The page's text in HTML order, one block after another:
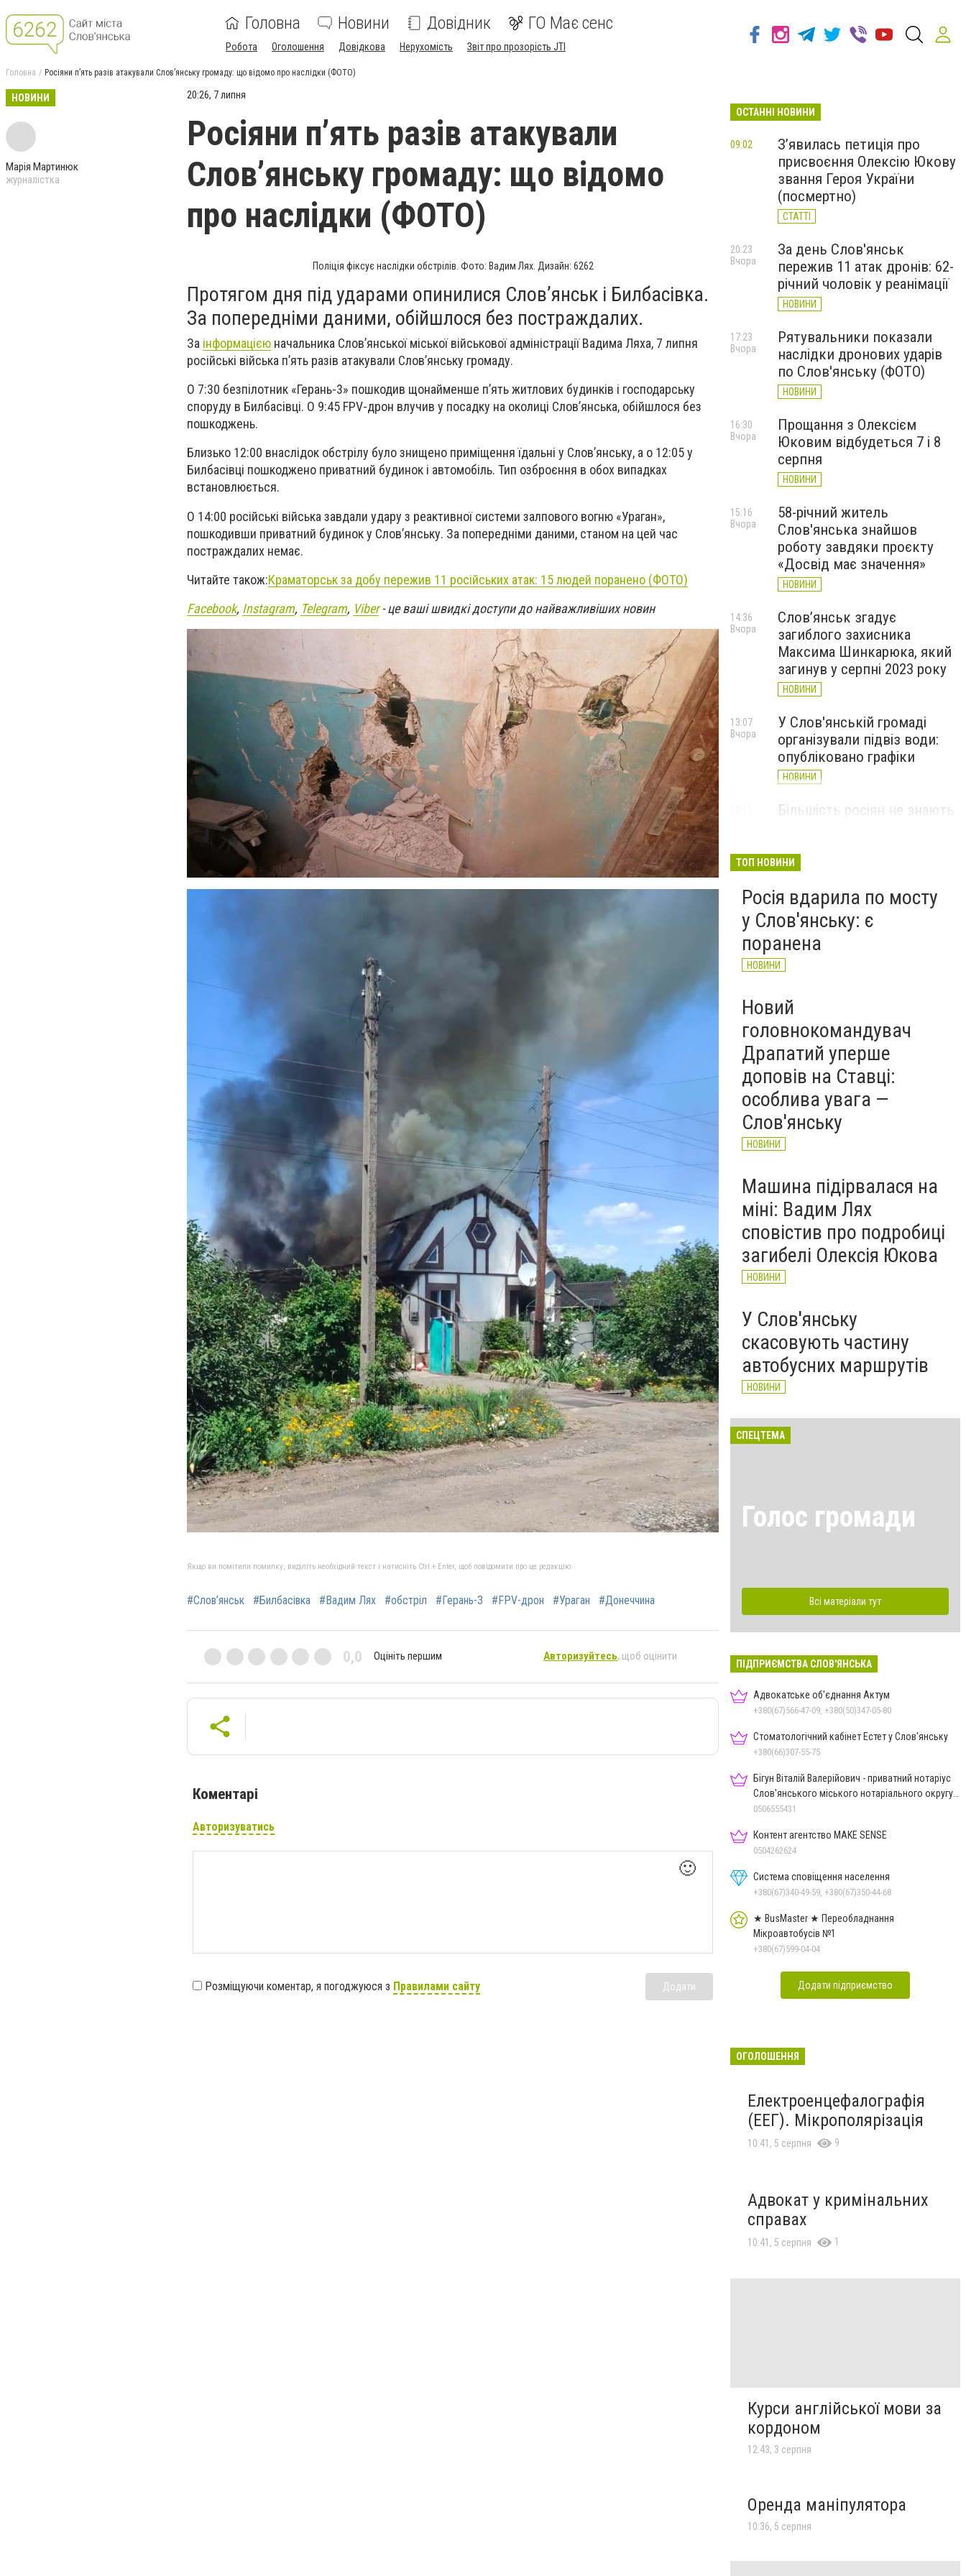
Головна Новини Довідник ГО Має сенс
Робота Оголошення Довідкова Нерухомість Звіт про прозорість JTI
Головна Росіяни п’ять разів атакували Слов’янську громаду: що відомо про наслідки (ФОТО)
НОВИНИ
Марія Мартинюк
журналістка
20:26, 7 липня
Росіяни п’ять разів атакували
Слов’янську громаду: що відомо
про наслідки (ФОТО)
Поліція фіксує наслідки обстрілів. Фото: Вадим Лях. Дизайн: 6262
Протягом дня під ударами опинилися Слов’янськ і Билбасівка.
За попередніми даними, обійшлося без постраждалих.
За інформацією начальника Слов’янської міської військової адміністрації Вадима Ляха, 7 липня
російські війська п’ять разів атакували Слов’янську громаду.
О 7:30 безпілотник «Герань-3» пошкодив щонайменше п’ять житлових будинків і господарську
споруду в Билбасівці. О 9:45 FPV-дрон влучив у посадку на околиці Слов’янська, обійшлося без
пошкоджень.
Близько 12:00 внаслідок обстрілу було знищено приміщення їдальні у Слов’янську, а о 12:05 у
Билбасівці пошкоджено приватний будинок і автомобіль. Тип озброєння в обох випадках
встановлюється.
О 14:00 російські війська завдали удару з реактивної системи залпового вогню «Ураган»,
пошкодивши приватний будинок у Слов’янську. За попередніми даними, станом на цей час
постраждалих немає.
Читайте також:Краматорськ за добу пережив 11 російських атак: 15 людей поранено (ФОТО)
Facebook, Instagram, Telegram, Viber- це ваші швидкі доступи до найважливіших новин
Якщо ви помітили помилку, виділіть необхідний текст і натисніть Ctrl + Enter, щоб повідомити про це редакцію
#Слов’янськ #Билбасівка #Вадим Лях #обстріл #Герань-3 #FPV-дрон #Ураган #Донеччина
0,0 Оцініть першим Авторизуйтесь, щоб оцінити
Коментарі
Авторизуватись
🙂
Розміщуючи коментар, я погоджуюся з Правилами сайту Додати
ОСТАННІ НОВИНИ
З’явилась петиція про
присвоєння Олексію Юкову
звання Героя України
(посмертно)
СТАТТІ
09:02
За день Слов'янськ
пережив 11 атак дронів: 62-
річний чоловік у реанімації
НОВИНИ
20:23
Вчора
Рятувальники показали
наслідки дронових ударів
по Слов'янську (ФОТО)
НОВИНИ
17:23
Вчора
Прощання з Олексієм
Юковим відбудеться 7 і 8
серпня
НОВИНИ
16:30
Вчора
58-річний житель
Слов'янська знайшов
роботу завдяки проєкту
«Досвід має значення»
НОВИНИ
15:16
Вчора
Слов’янськ згадує
загиблого захисника
Максима Шинкарюка, який
загинув у серпні 2023 року
НОВИНИ
14:36
Вчора
У Слов'янській громаді
організували підвіз води:
опубліковано графіки
НОВИНИ
13:07
Вчора
Більшість росіян не знають
Мадяр
ТОП НОВИНИ
Росія вдарила по мосту
у Слов'янську: є
поранена
НОВИНИ
Новий
головнокомандувач
Драпатий уперше
доповів на Ставці:
особлива увага —
Слов'янську
НОВИНИ
Машина підірвалася на
міні: Вадим Лях
сповістив про подробиці
загибелі Олексія Юкова
НОВИНИ
У Слов'янську
скасовують частину
автобусних маршрутів
НОВИНИ
СПЕЦТЕМА
Голос громади
Всі матеріали тут
ПІДПРИЄМСТВА СЛОВ'ЯНСЬКА
Адвокатське об'єднання Актум
+380(67)566-47-09, +380(50)347-05-80
Стоматологічний кабінет Естет у Слов'янську
+380(66)307-55-75
Бігун Віталій Валерійович - приватний нотаріус
Слов'янського міського нотаріального округу
Дон.обл.
0506555431
Контент агентство MAKE SENSE
0504262624
Система сповіщення населення
+380(67)340-49-59, +380(67)350-44-68
★ BusMaster ★ Переобладнання
Мікроавтобусів №1
+380(67)599-04-04
Додати підприємство
ОГОЛОШЕННЯ
Електроенцефалографія
(ЕЕГ). Мікрополярізація
10:41, 5 серпня 9
Адвокат у кримінальних
справах
10:41, 5 серпня 1
Курси англійської мови за
кордоном
12:43, 3 серпня
Оренда маніпулятора
10:36, 5 серпня